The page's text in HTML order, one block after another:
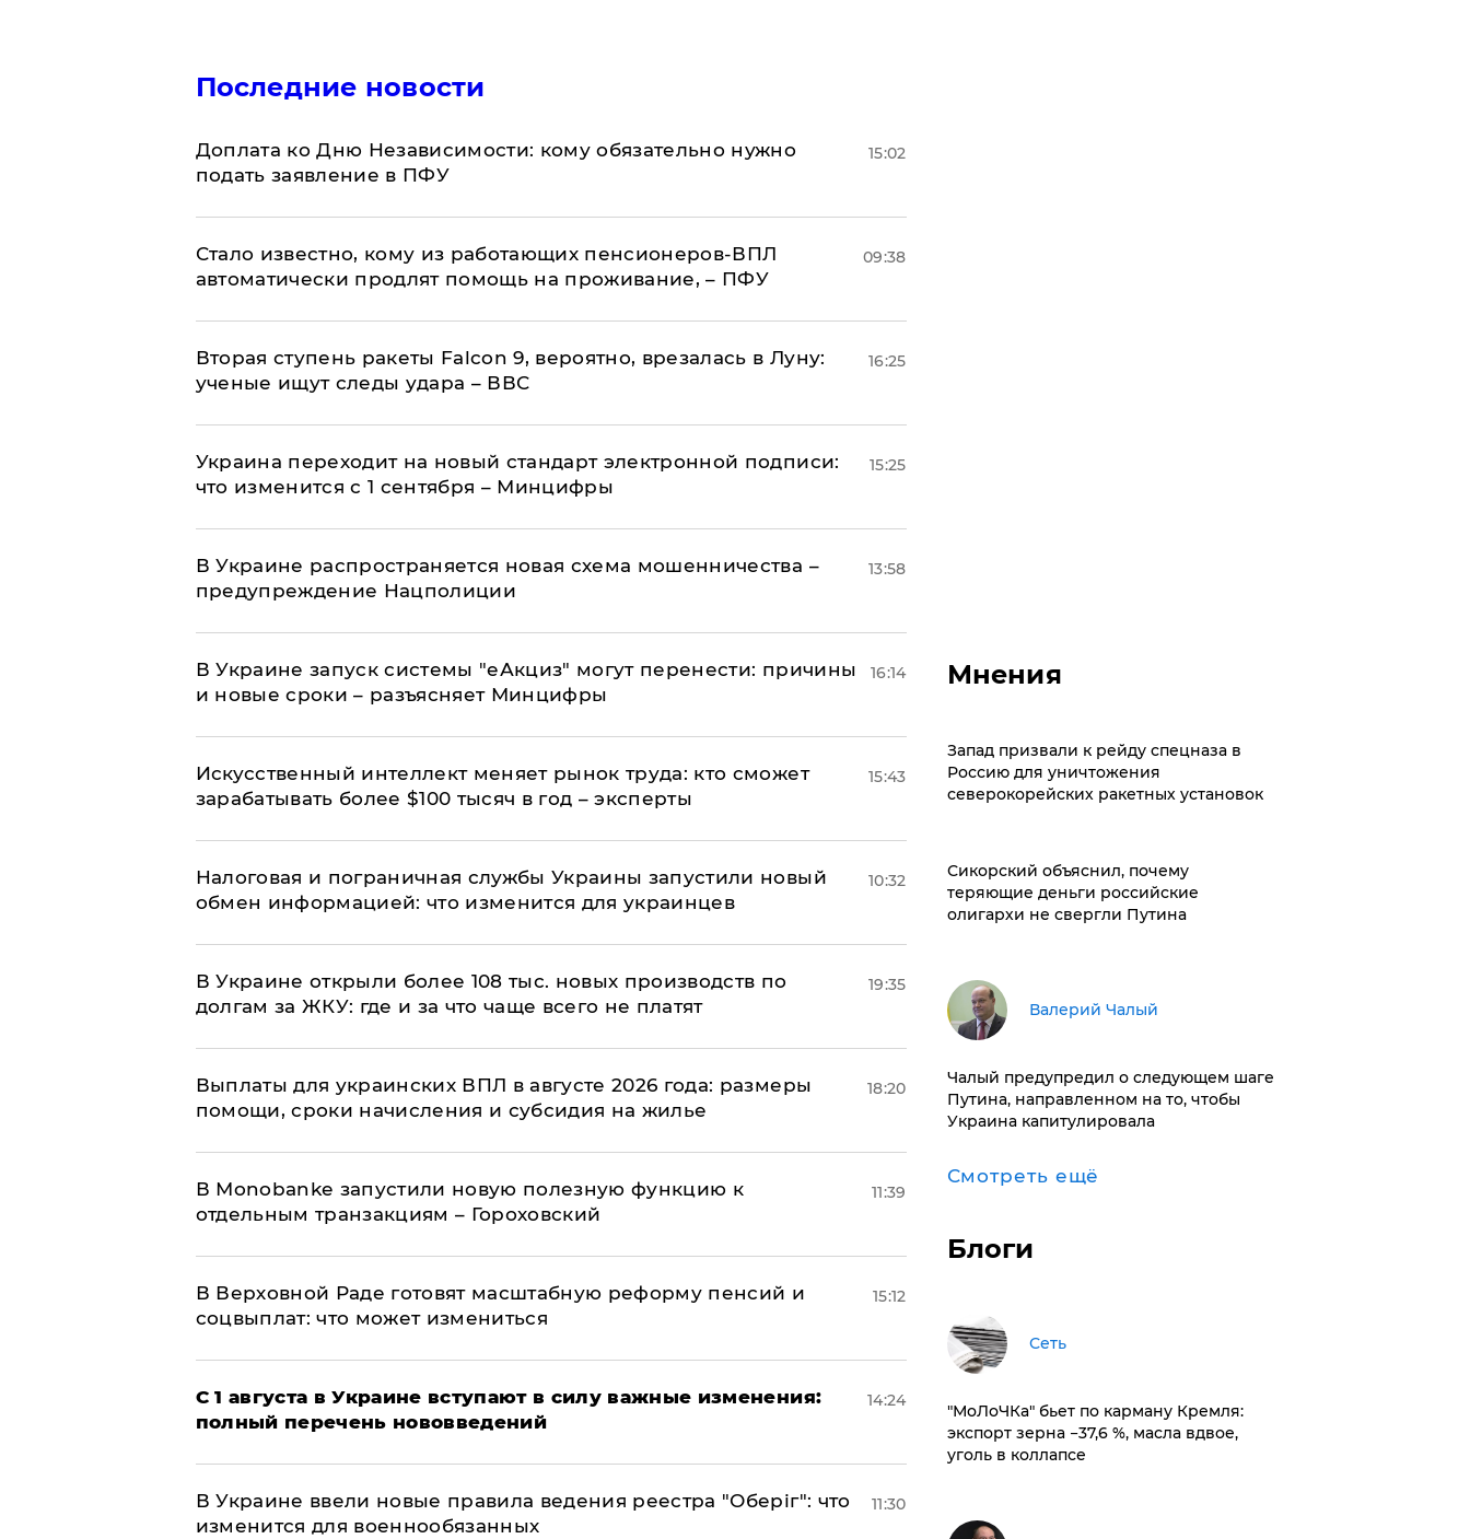
Последние новости
Доплата ко Дню Независимости: кому обязательно нужно
подать заявление в ПФУ
15:02
Стало известно, кому из работающих пенсионеров-ВПЛ
автоматически продлят помощь на проживание, – ПФУ
09:38
Вторая ступень ракеты Falcon 9, вероятно, врезалась в Луну:
ученые ищут следы удара – ВВС
16:25
Украина переходит на новый стандарт электронной подписи:
что изменится с 1 сентября – Минцифры
15:25
В Украине распространяется новая схема мошенничества –
предупреждение Нацполиции
13:58
В Украине запуск системы "еАкциз" могут перенести: причины
и новые сроки – разъясняет Минцифры
16:14
Искусственный интеллект меняет рынок труда: кто сможет
зарабатывать более $100 тысяч в год – эксперты
15:43
Налоговая и пограничная службы Украины запустили новый
обмен информацией: что изменится для украинцев
10:32
В Украине открыли более 108 тыс. новых производств по
долгам за ЖКУ: где и за что чаще всего не платят
19:35
Выплаты для украинских ВПЛ в августе 2026 года: размеры
помощи, сроки начисления и субсидия на жилье
18:20
В Мonobankе запустили новую полезную функцию к
отдельным транзакциям – Гороховский
11:39
В Верховной Раде готовят масштабную реформу пенсий и
соцвыплат: что может измениться
15:12
С 1 августа в Украине вступают в силу важные изменения:
полный перечень нововведений
14:24
В Украине ввели новые правила ведения реестра "Оберіг": что
изменится для военнообязанных
11:30
Мнения
Запад призвали к рейду спецназа в
Россию для уничтожения
северокорейских ракетных установок
Сикорский объяснил, почему
теряющие деньги российские
олигархи не свергли Путина
Валерий Чалый
Чалый предупредил о следующем шаге
Путина, направленном на то, чтобы
Украина капитулировала
Смотреть ещё
Блоги
Сеть
​"МоЛоЧКа" бьет по карману Кремля:
экспорт зерна −37,6 %, масла вдвое,
уголь в коллапсе